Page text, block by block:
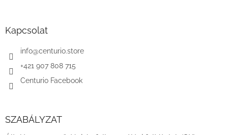
Kapcsolat
info@centurio.store
+421 907 808 715
Centurio Facebook
SZABÁLYZAT